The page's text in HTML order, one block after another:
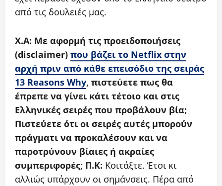
από τις δουλειές μας.
X.A: Με αφορμή τις προειδοποιήσεις
(disclaimer) που βάζει το Netflix στην
αρχή πριν από κάθε επεισόδιο της σειράς
13 Reasons Why, πιστεύετε πως θα
έπρεπε να γίνει κάτι τέτοιο και στις
Ελληνικές σειρές που προβάλουν βία;
Πιστεύετε ότι οι σειρές αυτές μπορούν
πράγματι να προκαλέσουν και να
παροτρύνουν βίαιες ή ακραίες
συμπεριφορές; Π.Κ: Κοιτάξτε. Έτσι κι
αλλιώς υπάρχουν οι σημάνσεις. Πέρα από